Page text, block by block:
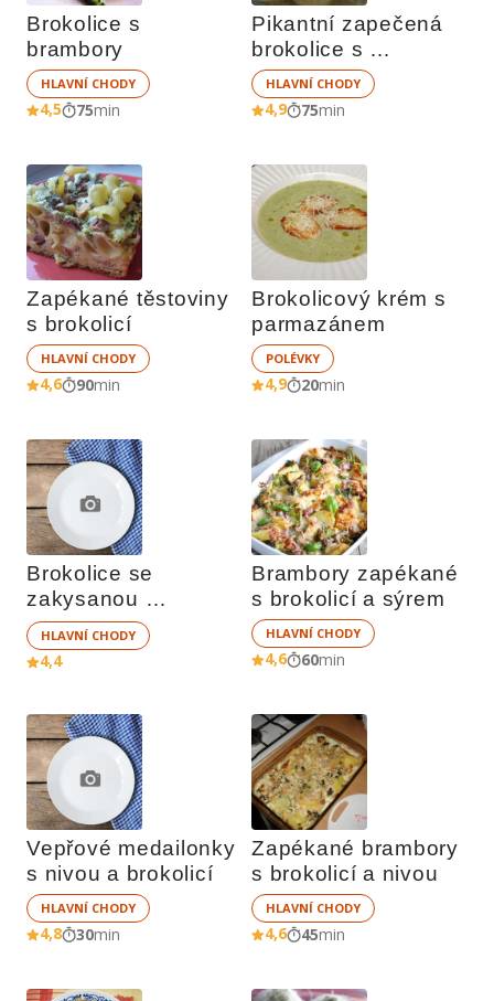
Brokolice s
brambory
HLAVNÍ CHODY
4,5 75min
Pikantní zapečená
brokolice s
bramborem
HLAVNÍ CHODY
4,9 75min
Zapékané těstoviny
s brokolicí
HLAVNÍ CHODY
4,6 90min
Brokolicový krém s
parmazánem
POLÉVKY
4,9 20min
Brokolice se
zakysanou
smetanou a kari
HLAVNÍ CHODY
4,4
Brambory zapékané
s brokolicí a sýrem
HLAVNÍ CHODY
4,6 60min
Vepřové medailonky
s nivou a brokolicí
HLAVNÍ CHODY
4,8 30min
Zapékané brambory
s brokolicí a nivou
HLAVNÍ CHODY
4,6 45min